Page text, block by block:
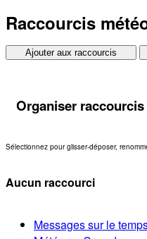
Raccourcis
Ajouter aux raccourcis
Organiser raccourcis
Sélectionnez pour glisser-déposer,
Aucun raccourci
Messages sur le